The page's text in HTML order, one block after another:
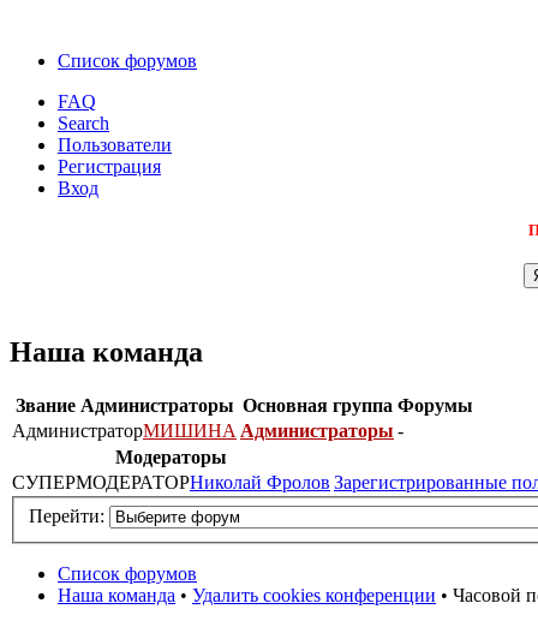
Список форумов
FAQ
Search
Пользователи
Регистрация
Вход
Наша команда
Звание Администраторы Основная группа Форумы
АдминистраторМИШИНА Администраторы -
Модераторы
СУПЕРМОДЕРАТОРНиколай Фролов Зарегистрированные
Перейти:
Список форумов
Наша команда • Удалить cookies конференции • Часовой